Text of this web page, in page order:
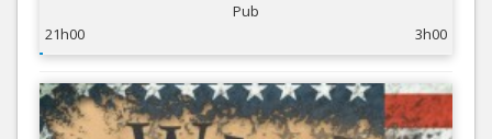
Pub
21h00
3h00